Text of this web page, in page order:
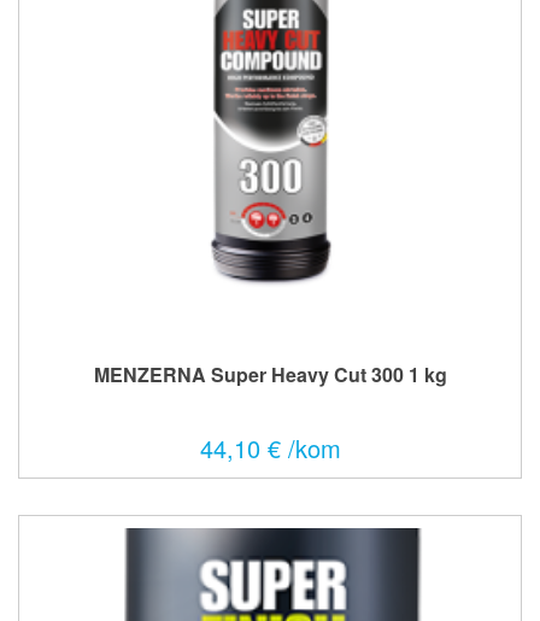
MENZERNA Super Heavy Cut 300 1 kg
44,10 € /kom